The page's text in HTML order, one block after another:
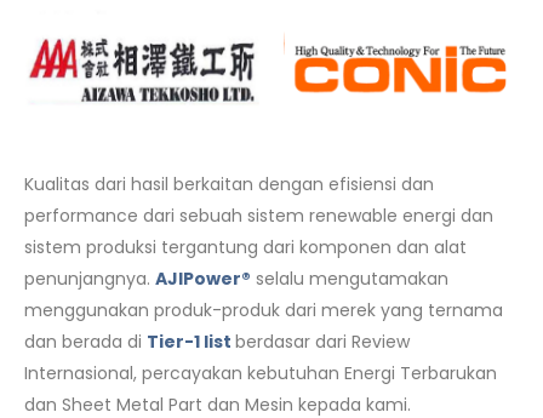
Kualitas dari hasil berkaitan dengan efisiensi dan
performance dari sebuah sistem renewable energi dan
sistem produksi tergantung dari komponen dan alat
penunjangnya. AJIPower® selalu mengutamakan
menggunakan produk-produk dari merek yang ternama
dan berada di Tier-1 list berdasar dari Review
Internasional, percayakan kebutuhan Energi Terbarukan
dan Sheet Metal Part dan Mesin kepada kami.